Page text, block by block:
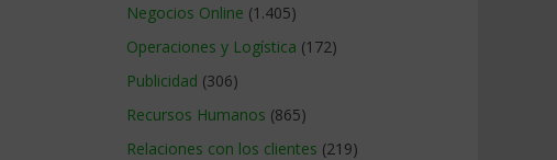
Negocios Online (1.405)
Operaciones y Logística (172)
Publicidad (306)
Recursos Humanos (865)
Relaciones con los clientes (219)